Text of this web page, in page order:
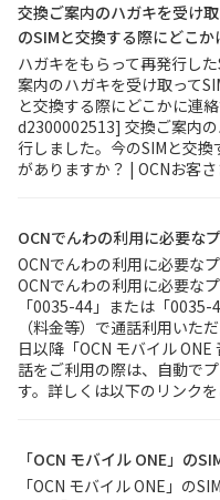
交換ご案内のハガキを受け
のSIMと交換する際にどこ
ハガキをもらって再発行し
案内のハガキを受け取って
と交換する際にどこかに連
d2300002513] 交換ご案内
行しました。今のSIMと交
がありますか？ | OCNお客
OCNでんわの利用に必要な
OCNでんわの利用に必要な
OCNでんわの利用に必要な
「0035-44」または「
（料金等）で通話利用いた
日以降「OCN モバイル
話をご利用の際は、自動で
す。詳しくは以下のリンク
「OCN モバイル ONE」の
「OCN モバイル ONE」の